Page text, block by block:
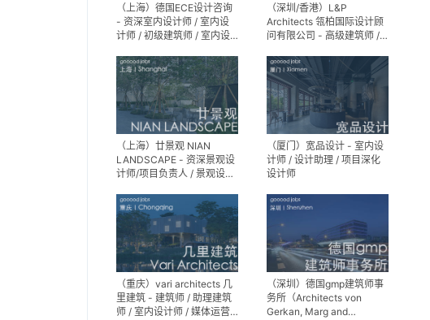
（上海）德国ECE设计咨询
- 资深室内设计师 / 室内设
计师 / 初级建筑师 / 室内设
习生
（深圳/香港）L&P
Architects 瓴柏国际设计顾
问有限公司 - 高级建筑师 /
精装设计师
（上海）廿景观 NIAN
LANDSCAPE - 资深景观设
计师/项目负责人 / 景观设计
（厦门）宽品设计 - 室内设
计师 / 设计助理 / 项目深化
设计师
（重庆）vari architects 几
里建筑 - 建筑师 / 助理建筑
师 / 室内设计师 / 媒体运营
（深圳）德国gmp建筑师事
务所（Architects von
Gerkan, Marg and